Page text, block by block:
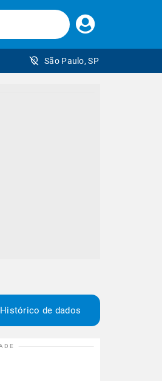
Faça
seu
São Paulo, SP
Histórico de dados